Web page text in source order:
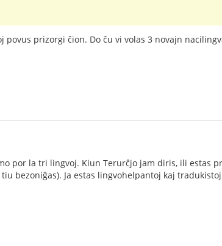
prizorgi ĉion. Do ĉu vi volas 3 novajn
por la tri lingvoj. Kiun Terurĉjo jam diris, ili estas
bezoniĝas). Ja estas lingvohelpantoj kaj